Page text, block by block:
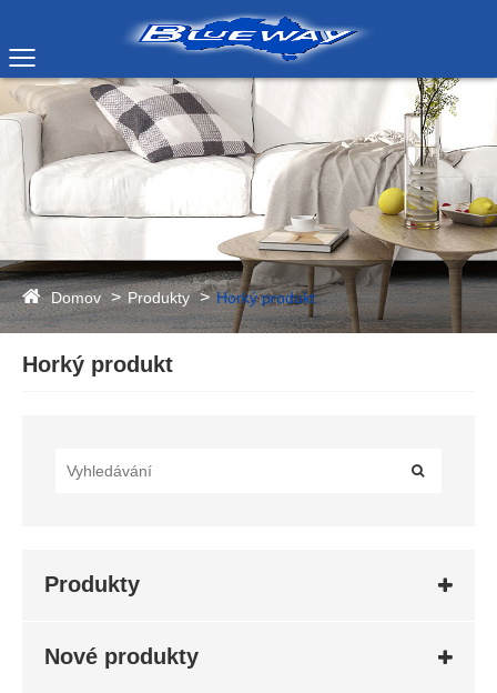
Domov Produkty Horký produkt
Horký produkt
Produkty
Nové produkty